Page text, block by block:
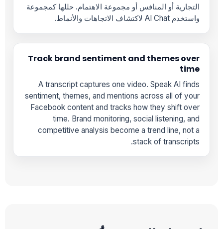
التجارية أو المنافس أو مجموعة الاهتمام. حللها كمجموعة
واستخدم AI Chat لاكتشاف الاتجاهات والأنماط.
Track brand sentiment and themes over
time
A transcript captures one video. Speak AI finds
sentiment, themes, and mentions across all of your
Facebook content and tracks how they shift over
time. Brand monitoring, social listening, and
competitive analysis become a trend line, not a
stack of transcripts.